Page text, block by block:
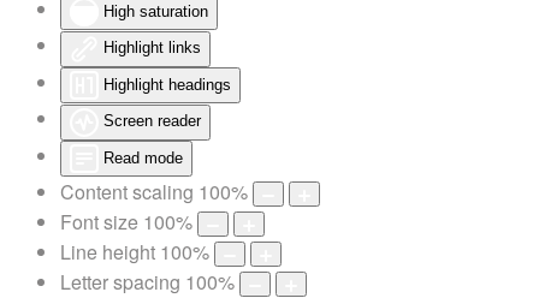
High saturation
Highlight links
Highlight headings
Screen reader
Read mode
Content scaling 100%
Font size 100%
Line height 100%
Letter spacing 100%